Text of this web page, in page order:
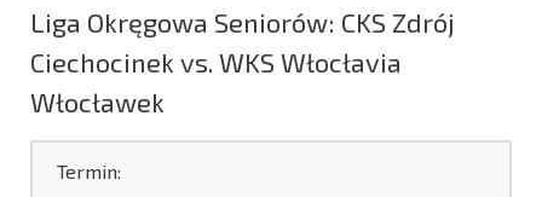
Liga Okręgowa Seniorów: CKS Zdrój
Ciechocinek vs. WKS Włocłavia
Włocławek
Termin: